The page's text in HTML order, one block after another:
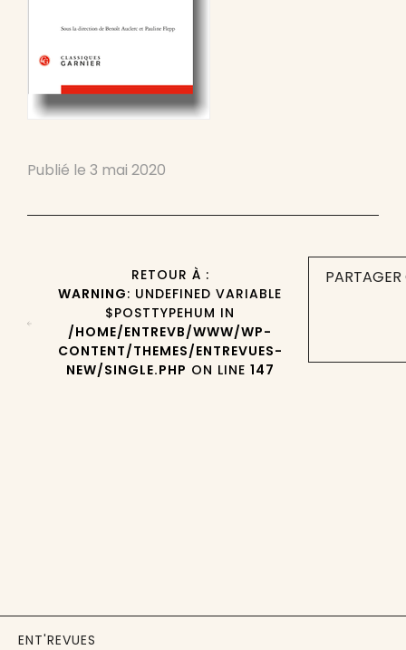
Publié le 3 mai 2020
RETOUR À :
WARNING: UNDEFINED VARIABLE
$POSTTYPEHUM IN
/HOME/ENTREVB/WWW/WP-
CONTENT/THEMES/ENTREVUES-
NEW/SINGLE.PHP ON LINE 147
ENT'REVUES